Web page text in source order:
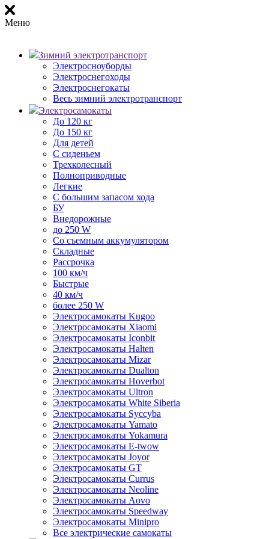
Меню
Зимний электротранспорт
Электросноуборды
Электроснегоходы
Электроснегокаты
Весь зимний электротранспорт
Электросамокаты
До 120 кг
До 150 кг
Для детей
С сиденьем
Трехколесный
Полноприводные
Легкие
С большим запасом хода
БУ
Внедорожные
до 250 W
Со съемным аккумулятором
Складные
Рассрочка
100 км/ч
Быстрые
40 км/ч
более 250 W
Электросамокаты Kugoo
Электросамокаты Xiaomi
Электросамокаты Iconbit
Электросамокаты Halten
Электросамокаты Mizar
Электросамокаты Dualton
Электросамокаты Hoverbot
Электросамокаты Ultron
Электросамокаты White Siberia
Электросамокаты Syccyba
Электросамокаты Yamato
Электросамокаты Yokamura
Электросамокаты E-twow
Электросамокаты Joyor
Электросамокаты GT
Электросамокаты Currus
Электросамокаты Neoline
Электросамокаты Aovo
Электросамокаты Speedway
Электросамокаты Minipro
Все электрические самокаты